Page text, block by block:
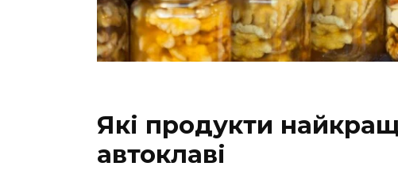
Які продукти
автоклаві